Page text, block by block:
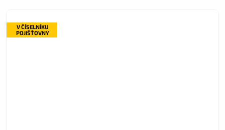
V ČÍSELNÍKU
POJIŠŤOVNY